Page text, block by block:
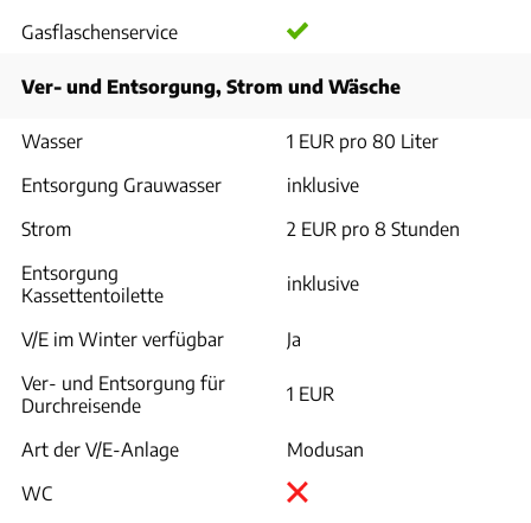
Gasflaschenservice
Ver- und Entsorgung, Strom und Wäsche
Wasser
1 EUR pro 80 Liter
Entsorgung Grauwasser
inklusive
Strom
2 EUR pro 8 Stunden
Entsorgung
Kassettentoilette
inklusive
V/E im Winter verfügbar
Ja
Ver- und Entsorgung für
Durchreisende
1 EUR
Art der V/E-Anlage
Modusan
WC